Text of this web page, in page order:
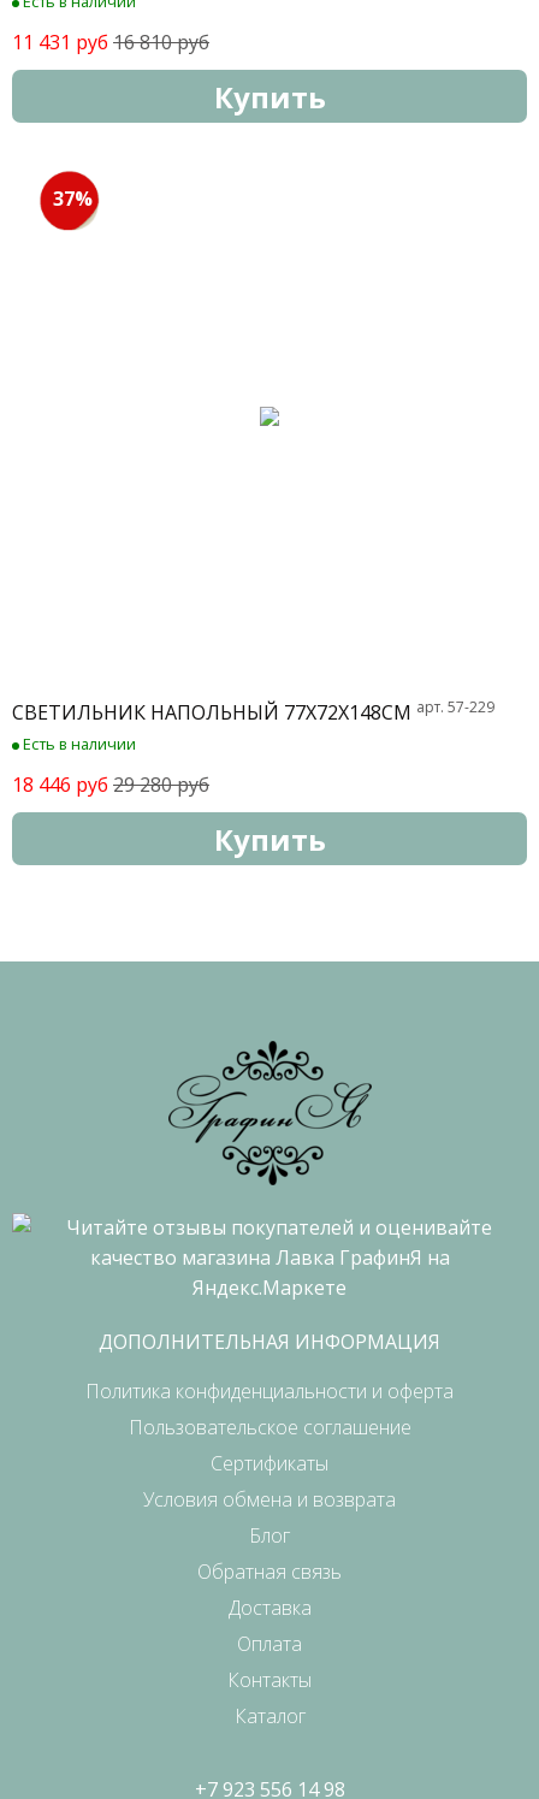
11 431 руб 16 810 руб
Купить
37%
СВЕТИЛЬНИК НАПОЛЬНЫЙ 77Х72Х148СМ арт. 57-229
Есть в наличии
18 446 руб 29 280 руб
Купить
ДОПОЛНИТЕЛЬНАЯ ИНФОРМАЦИЯ
Политика конфиденциальности и оферта
Пользовательское соглашение
Сертификаты
Условия обмена и возврата
Блог
Обратная связь
Доставка
Оплата
Контакты
Каталог
+7 923 556 14 98